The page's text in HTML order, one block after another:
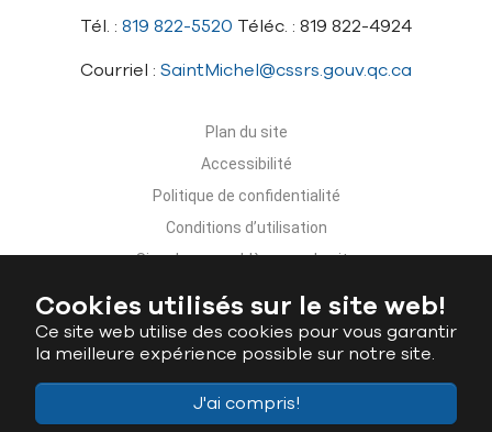
Cookies utilisés sur le site web!
Ce site web utilise des cookies pour vous garantir
la meilleure expérience possible sur notre site.
J'ai compris!
Tél. : 819 822-5520 Téléc. : 819 822-4924
Courriel : SaintMichel@cssrs.gouv.qc.ca
Plan du site
Accessibilité
Politique de confidentialité
Conditions d’utilisation
Signaler un problème sur le site
Nous joindre
Ministère de l'Éducation du Québec